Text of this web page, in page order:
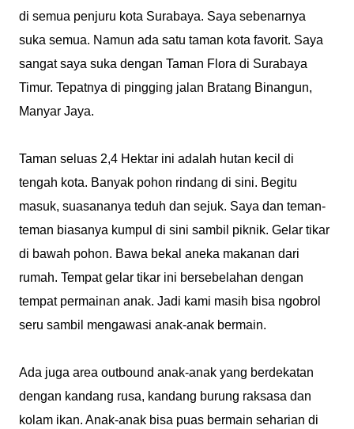
di semua penjuru kota Surabaya. Saya sebenarnya
suka semua. Namun ada satu taman kota favorit. Saya
sangat saya suka dengan Taman Flora di Surabaya
Timur. Tepatnya di pingging jalan Bratang Binangun,
Manyar Jaya.
Taman seluas 2,4 Hektar ini adalah hutan kecil di
tengah kota. Banyak pohon rindang di sini. Begitu
masuk, suasananya teduh dan sejuk. Saya dan teman-
teman biasanya kumpul di sini sambil piknik. Gelar tikar
di bawah pohon. Bawa bekal aneka makanan dari
rumah. Tempat gelar tikar ini bersebelahan dengan
tempat permainan anak. Jadi kami masih bisa ngobrol
seru sambil mengawasi anak-anak bermain.
Ada juga area outbound anak-anak yang berdekatan
dengan kandang rusa, kandang burung raksasa dan
kolam ikan. Anak-anak bisa puas bermain seharian di